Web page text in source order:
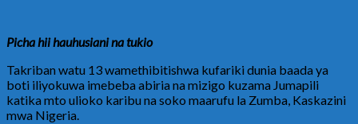
Picha hii hauhusiani na tukio
Takriban watu 13 wamethibitishwa kufariki dunia baada ya
boti iliyokuwa imebeba abiria na mizigo kuzama Jumapili
katika mto ulioko karibu na soko maarufu la Zumba, Kaskazini
mwa Nigeria.